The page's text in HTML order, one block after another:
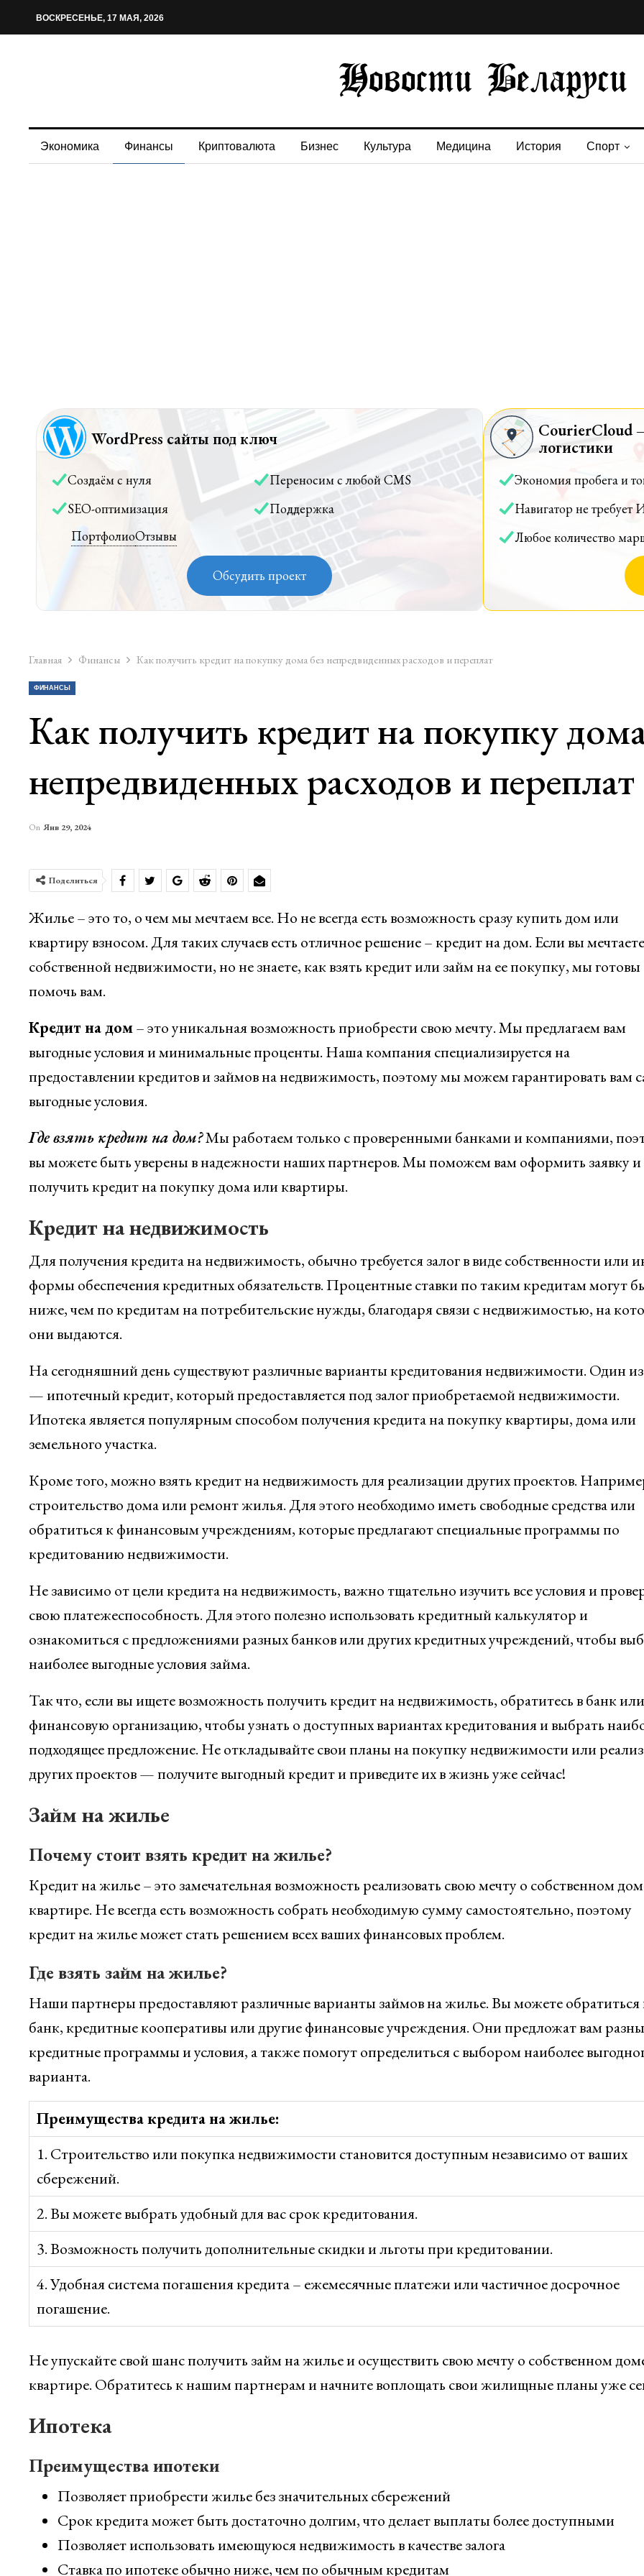
ВОСКРЕСЕНЬЕ, 17 МАЯ, 2026
Экономика Финансы Криптовалюта Бизнес Культура Медицина История Спорт
WordPress сайты под ключ
Создаём с нуля
Переносим с любой CMS
SEO-оптимизация
Поддержка
ПортфолиоОтзывы
Обсудить проект
CourierCloud
логистики
Экономия пробега и
Навигатор не требует
Любое количество
Главная Финансы Как получить кредит на покупку дома без непредвиденных расходов и переплат
ФИНАНСЫ
Как получить кредит на покупку
непредвиденных расходов и переплат
On Янв 29, 2024
Поделиться
Жилье – это то, о чем мы мечтаем все. Но не всегда есть возможность сразу купить дом или
квартиру взносом. Для таких случаев есть отличное решение – кредит на дом. Если вы
собственной недвижимости, но не знаете, как взять кредит или займ на ее покупку, мы готовы
помочь вам.
Кредит на дом– это уникальная возможность приобрести свою мечту. Мы предлагаем вам
выгодные условия и минимальные проценты. Наша компания специализируется на
предоставлении кредитов и займов на недвижимость, поэтому мы можем гарантировать вам
выгодные условия.
Где взять кредит на дом?Мы работаем только с проверенными банками и компаниями,
вы можете быть уверены в надежности наших партнеров. Мы поможем вам оформить заявку и
получить кредит на покупку дома или квартиры.
Кредит на недвижимость
Для получения кредита на недвижимость, обычно требуется залог в виде собственности или
формы обеспечения кредитных обязательств. Процентные ставки по таким кредитам могут
ниже, чем по кредитам на потребительские нужды, благодаря связи с недвижимостью, на
они выдаются.
На сегодняшний день существуют различные варианты кредитования недвижимости. Один
— ипотечный кредит, который предоставляется под залог приобретаемой недвижимости.
Ипотека является популярным способом получения кредита на покупку квартиры, дома или
земельного участка.
Кроме того, можно взять кредит на недвижимость для реализации других проектов.
строительство дома или ремонт жилья. Для этого необходимо иметь свободные средства или
обратиться к финансовым учреждениям, которые предлагают специальные программы по
кредитованию недвижимости.
Не зависимо от цели кредита на недвижимость, важно тщательно изучить все условия и
свою платежеспособность. Для этого полезно использовать кредитный калькулятор и
ознакомиться с предложениями разных банков или других кредитных учреждений, чтобы
наиболее выгодные условия займа.
Так что, если вы ищете возможность получить кредит на недвижимость, обратитесь в банк или
финансовую организацию, чтобы узнать о доступных вариантах кредитования и выбрать
подходящее предложение. Не откладывайте свои планы на покупку недвижимости или
других проектов — получите выгодный кредит и приведите их в жизнь уже сейчас!
Займ на жилье
Почему стоит взять кредит на жилье?
Кредит на жилье – это замечательная возможность реализовать свою мечту о собственном
квартире. Не всегда есть возможность собрать необходимую сумму самостоятельно, поэтому
кредит на жилье может стать решением всех ваших финансовых проблем.
Где взять займ на жилье?
Наши партнеры предоставляют различные варианты займов на жилье. Вы можете обратиться
банк, кредитные кооперативы или другие финансовые учреждения. Они предложат вам
кредитные программы и условия, а также помогут определиться с выбором наиболее
варианта.
Преимущества кредита на жилье:
1. Строительство или покупка недвижимости становится доступным независимо от ваших
сбережений.
2. Вы можете выбрать удобный для вас срок кредитования.
3. Возможность получить дополнительные скидки и льготы при кредитовании.
4. Удобная система погашения кредита – ежемесячные платежи или частичное досрочное
погашение.
Не упускайте свой шанс получить займ на жилье и осуществить свою мечту о собственном
квартире. Обратитесь к нашим партнерам и начните воплощать свои жилищные планы уже
Ипотека
Преимущества ипотеки
Позволяет приобрести жилье без значительных сбережений
Срок кредита может быть достаточно долгим, что делает выплаты более доступными
Позволяет использовать имеющуюся недвижимость в качестве залога
Ставка по ипотеке обычно ниже, чем по обычным кредитам